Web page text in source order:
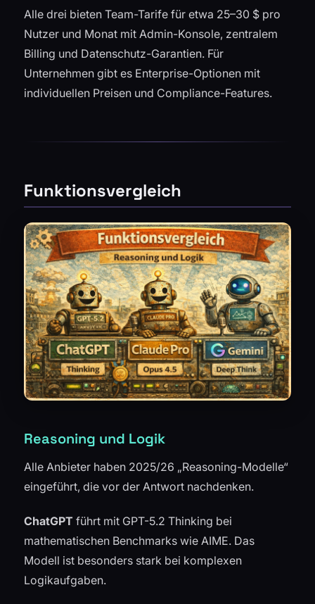
Alle drei bieten Team-Tarife für etwa 25–30 $ pro
Nutzer und Monat mit Admin-Konsole, zentralem
Billing und Datenschutz-Garantien. Für
Unternehmen gibt es Enterprise-Optionen mit
individuellen Preisen und Compliance-Features.
Funktionsvergleich
Reasoning und Logik
Alle Anbieter haben 2025/26 „Reasoning-Modelle“
eingeführt, die vor der Antwort nachdenken.
ChatGPT führt mit GPT-5.2 Thinking bei
mathematischen Benchmarks wie AIME. Das
Modell ist besonders stark bei komplexen
Logikaufgaben.